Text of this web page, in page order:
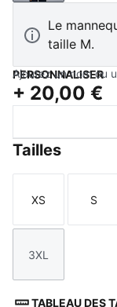
Le
taille M.
PERSONNALISER
Ajoutez un nom ou
+ 20,00 €
Tailles
Taille
XS
Taille
S
Taille
3XL
TABLEAU DES